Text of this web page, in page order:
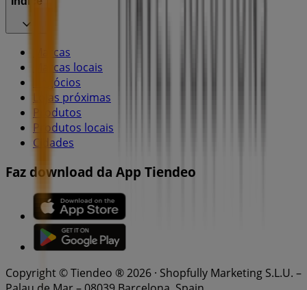
Marcas
Marcas locais
Negócios
Lojas próximas
Produtos
Produtos locais
Cidades
Faz download da App Tiendeo
Copyright © Tiendeo ® 2026 · Shopfully Marketing S.L.U. –